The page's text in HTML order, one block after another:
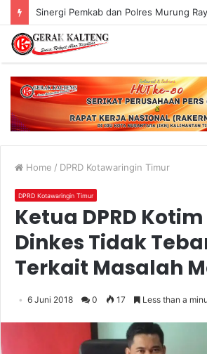
Sinergi Pemkab dan Polres Murung
Home / DPRD Kotawaringin Timur
DPRD Kotawaringin Timur
Ketua DPRD
Dinkes Tidak
Terkait Masalah
6 Juni 2018 0 17 Less than a